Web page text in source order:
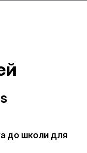
до школи для